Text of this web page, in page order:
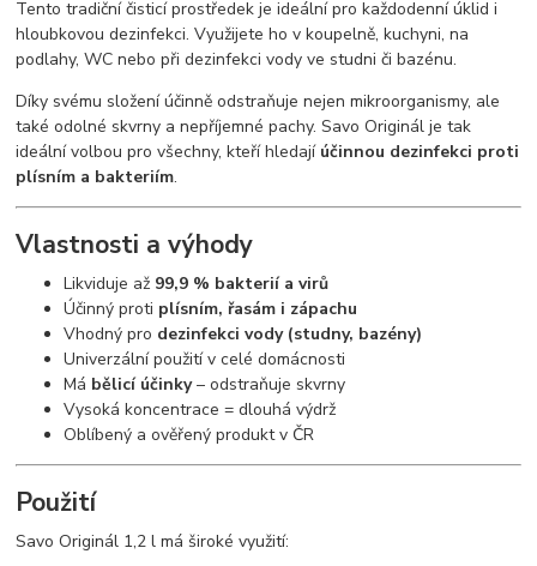
Tento tradiční čisticí prostředek je ideální pro každodenní úklid i
hloubkovou dezinfekci. Využijete ho v koupelně, kuchyni, na
podlahy, WC nebo při dezinfekci vody ve studni či bazénu.
Díky svému složení účinně odstraňuje nejen mikroorganismy, ale
také odolné skvrny a nepříjemné pachy. Savo Originál je tak
ideální volbou pro všechny, kteří hledají účinnou dezinfekci proti
plísním a bakteriím.
Vlastnosti a výhody
Likviduje až 99,9 % bakterií a virů
Účinný proti plísním, řasám i zápachu
Vhodný pro dezinfekci vody (studny, bazény)
Univerzální použití v celé domácnosti
Má bělicí účinky– odstraňuje skvrny
Vysoká koncentrace = dlouhá výdrž
Oblíbený a ověřený produkt v ČR
Použití
Savo Originál 1,2 l má široké využití: